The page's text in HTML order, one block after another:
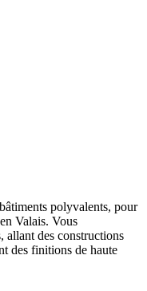
polyvalents, pour
Valais. Vous
allant des constructions
des finitions de haute